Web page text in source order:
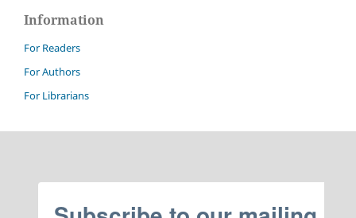
Information
For Readers
For Authors
For Librarians